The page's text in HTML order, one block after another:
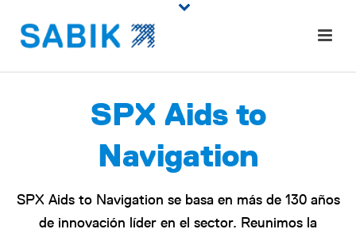
SPX Aids to
Navigation
SPX Aids to Navigation se basa en más de 130 años
de innovación líder en el sector. Reunimos la